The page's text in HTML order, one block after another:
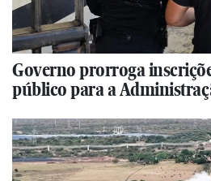
Governo prorroga
público para a